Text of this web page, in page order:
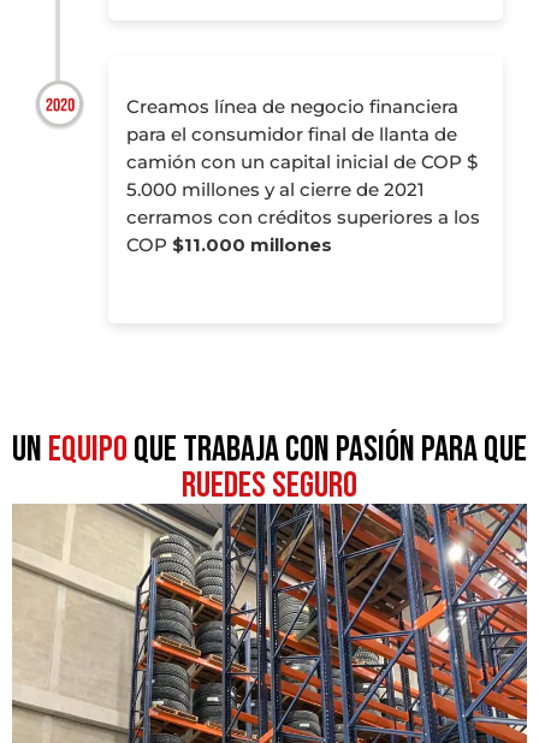
Creamos línea de negocio financiera
para el consumidor final de llanta de
camión con un capital inicial de COP $
5.000 millones y al cierre de 2021
cerramos con créditos superiores a los
COP $11.000 millones
Unequipoque trabaja con pasión para que
ruedes seguro